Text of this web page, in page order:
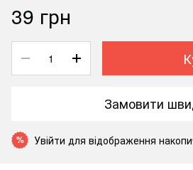
39 грн
Замовити
% Увійти для відображення